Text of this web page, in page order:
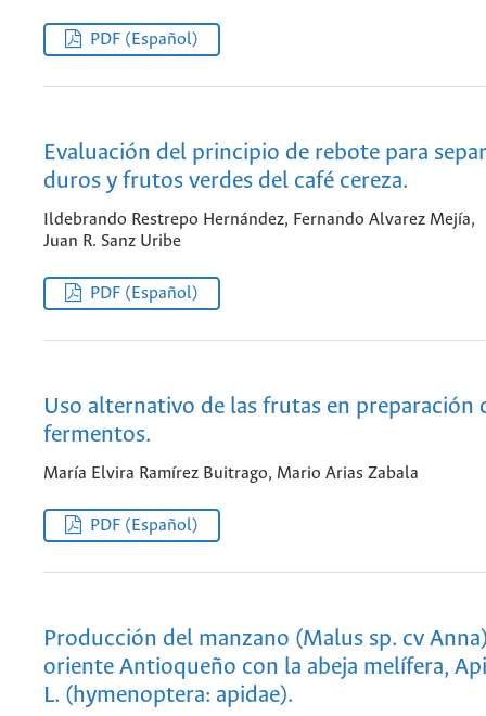
PDF (Español)
Evaluación del principio de rebote para
duros y frutos verdes del café cereza.
Ildebrando Restrepo Hernández, Fernando Alvarez Mejía,
Juan R. Sanz Uribe
PDF (Español)
Uso alternativo de las frutas en preparación
fermentos.
María Elvira Ramírez Buitrago, Mario Arias Zabala
PDF (Español)
Producción del manzano (Malus sp. cv
oriente Antioqueño con la abeja melífera,
L. (hymenoptera: apidae).